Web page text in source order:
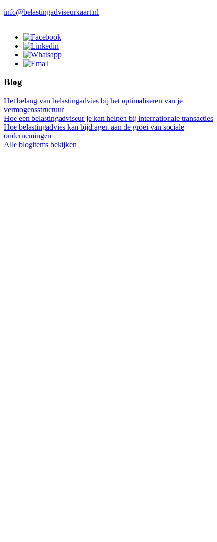
info@belastingadviseurkaart.nl
Blog
Het belang van belastingadvies bij het optimaliseren van je
vermogensstructuur
Hoe een belastingadviseur je kan helpen bij internationale transacties
Hoe belastingadvies kan bijdragen aan de groei van sociale
ondernemingen
Alle blogitems bekijken